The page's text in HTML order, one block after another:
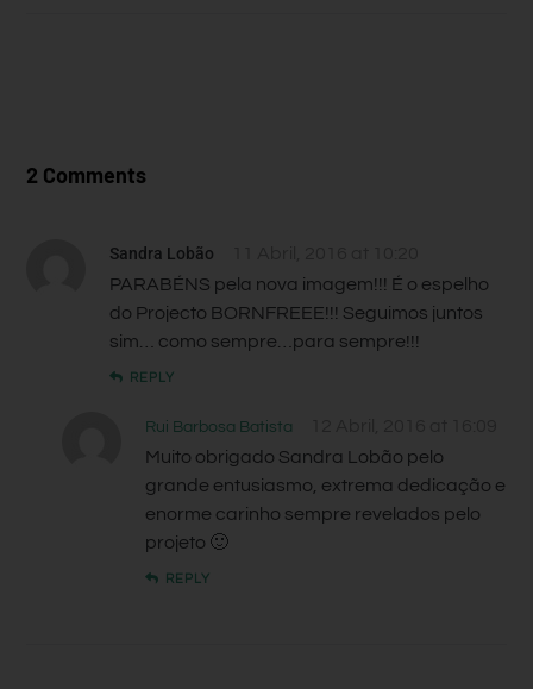
2 Comments
Sandra Lobão
PARABÉNS pela nova imagem!!! É o espelho
do Projecto BORNFREEE!!! Seguimos juntos
sim… como sempre…para sempre!!!
REPLY
Rui Barbosa Batista
Muito obrigado Sandra Lobão pelo
grande entusiasmo, extrema dedicação e
enorme carinho sempre revelados pelo
projeto 🙂
REPLY